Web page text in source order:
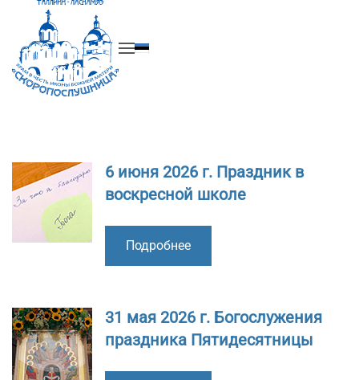
Перейти к содержимому
6 июня 2026 г. Праздник в
воскресной школе
Подробнее
31 мая 2026 г. Богослужения
праздника Пятидесятницы